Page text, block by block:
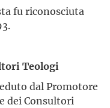
fu riconosciuta
Teologi
dal Promotore
dei Consultori